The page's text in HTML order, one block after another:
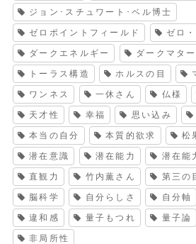
ジョン･スチュワート･ベル博士
ゼロポイントフィールド ゼロ
ダークエネルギー ダークマター
トーラス構造 ホルスの目
ワンネス 一休さん 仏様
天才性 幸福 思い込み
本当の自分 本質的欲求 松
潜在意識 潜在能力 潜在能
直観力 竹内薫さん 第三の
脳科学 自分らしさ 自分軸
違和感 量子もつれ 量子論
非局所性